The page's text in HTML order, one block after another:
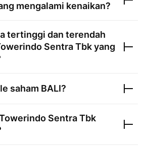
mengalami kenaikan?
tertinggi dan terendah
Sentra Tbkyang
saham BALI?
Sentra Tbk